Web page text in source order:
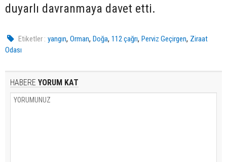
duyarlı davranmaya davet etti.
Etiketler : yangın,Orman,Doğa,112 çağrı,Perviz Geçirgen, Ziraat
Odası
HABERE YORUM KAT